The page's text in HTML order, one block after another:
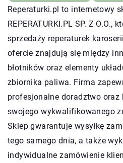
Reperaturki.pl to internetowy
REPERATURKI.PL SP. Z O.O.,
sprzedaży reperaturek
ofercie znajdują się między
błotników oraz elementy
zbiornika paliwa. Firma
profesjonalne doradztwo oraz
swojego wykwalifikowanego
Sklep gwarantuje wysyłkę
tego samego dnia, a także
indywidualne zamówienie